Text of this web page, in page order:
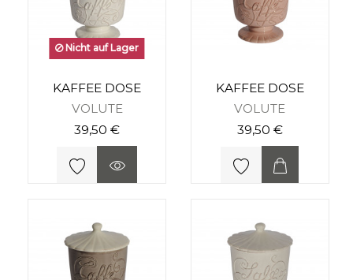
Nicht auf Lager
KAFFEE DOSE
VOLUTE
39,50 €
KAFFEE DOSE
VOLUTE
39,50 €